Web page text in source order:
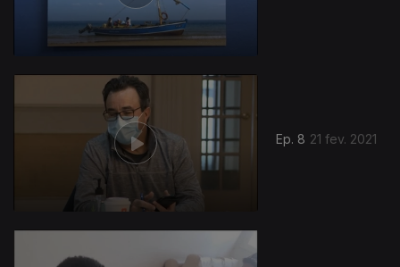
Ep. 8 21 fev. 2021